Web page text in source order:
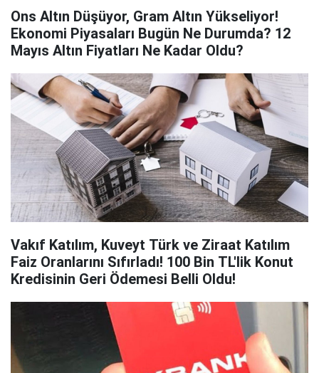
Ons Altın Düşüyor, Gram Altın Yükseliyor!
Ekonomi Piyasaları Bugün Ne Durumda? 12
Mayıs Altın Fiyatları Ne Kadar Oldu?
Vakıf Katılım, Kuveyt Türk ve Ziraat Katılım
Faiz Oranlarını Sıfırladı! 100 Bin TL'lik Konut
Kredisinin Geri Ödemesi Belli Oldu!